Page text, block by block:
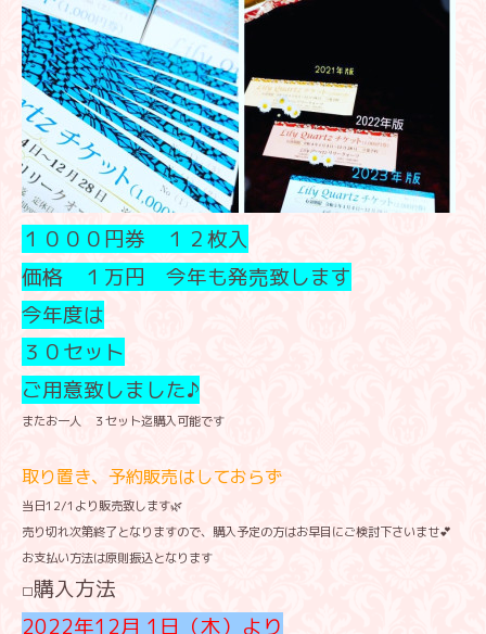
１０００円券 １２枚入
価格 １万円 今年も発売致します
今年度は
３０セット
ご用意致しました♪
またお一人 ３セット迄購入可能です
取り置き、予約販売はしておらず
当日12/1より販売致します🌿
売り切れ次第終了となりますので、購入予定の方はお早目にご検討下さいませ💕
お支払い方法は原則振込となります
□購入方法
2022年12月 1日（木）より